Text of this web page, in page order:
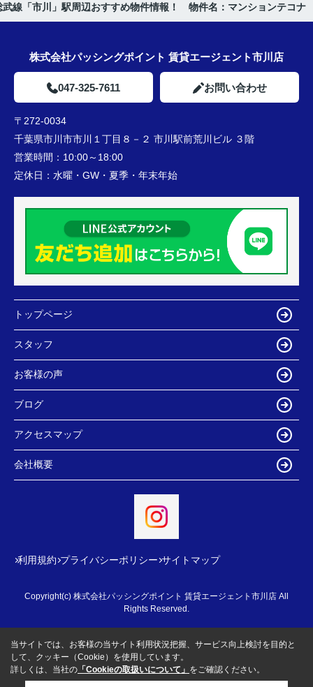
武線「市川」駅周辺おすすめ物件情報！ 物件名：マンションテコナ
株式会社パッシングポイント 賃貸エージェント市川店
047-325-7611 お問い合わせ
〒272-0034
千葉県市川市市川１丁目８－２ 市川駅前荒川ビル ３階
営業時間： 10:00～18:00
定休日： 水曜・GW・夏季・年末年始
トップページ
スタッフ
お客様の声
ブログ
アクセスマップ
会社概要
利用規約 プライバシーポリシー サイトマップ
Copyright(c) 株式会社パッシングポイント 賃貸エージェント市川店 All
Rights Reserved.
当サイトでは、お客様の当サイト利用状況把握、サービス向上検討を目的と
して、クッキー（Cookie）を使用しています。
詳しくは、当社の 「Cookieの取扱いについて」 をご確認ください。